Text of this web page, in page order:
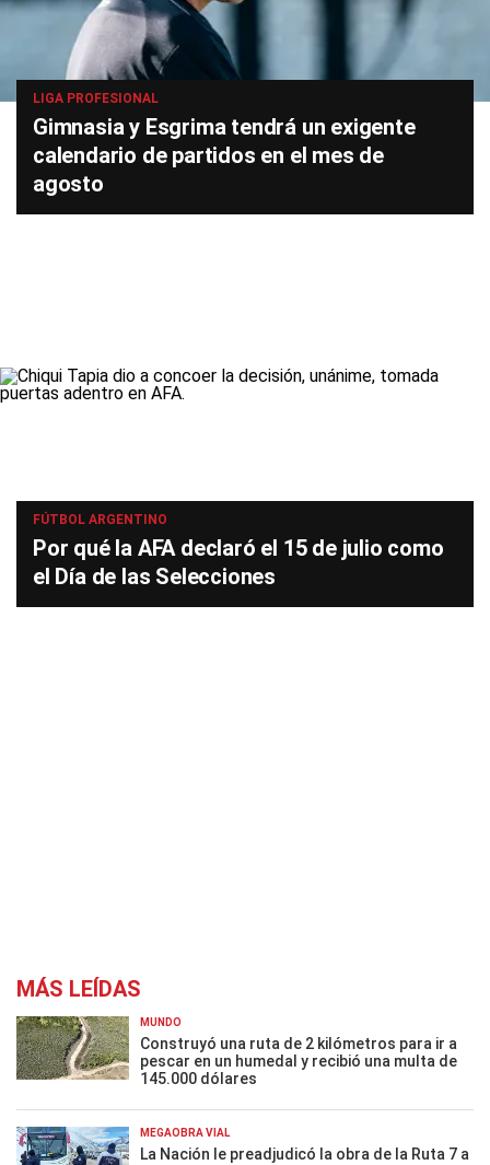
LIGA PROFESIONAL
Gimnasia y Esgrima tendrá un exigente
calendario de partidos en el mes de
agosto
FÚTBOL ARGENTINO
Por qué la AFA declaró el 15 de julio como
el Día de las Selecciones
MÁS LEÍDAS
MUNDO
Construyó una ruta de 2 kilómetros para ir a
pescar en un humedal y recibió una multa de
145.000 dólares
MEGAOBRA VIAL
La Nación le preadjudicó la obra de la Ruta 7 a